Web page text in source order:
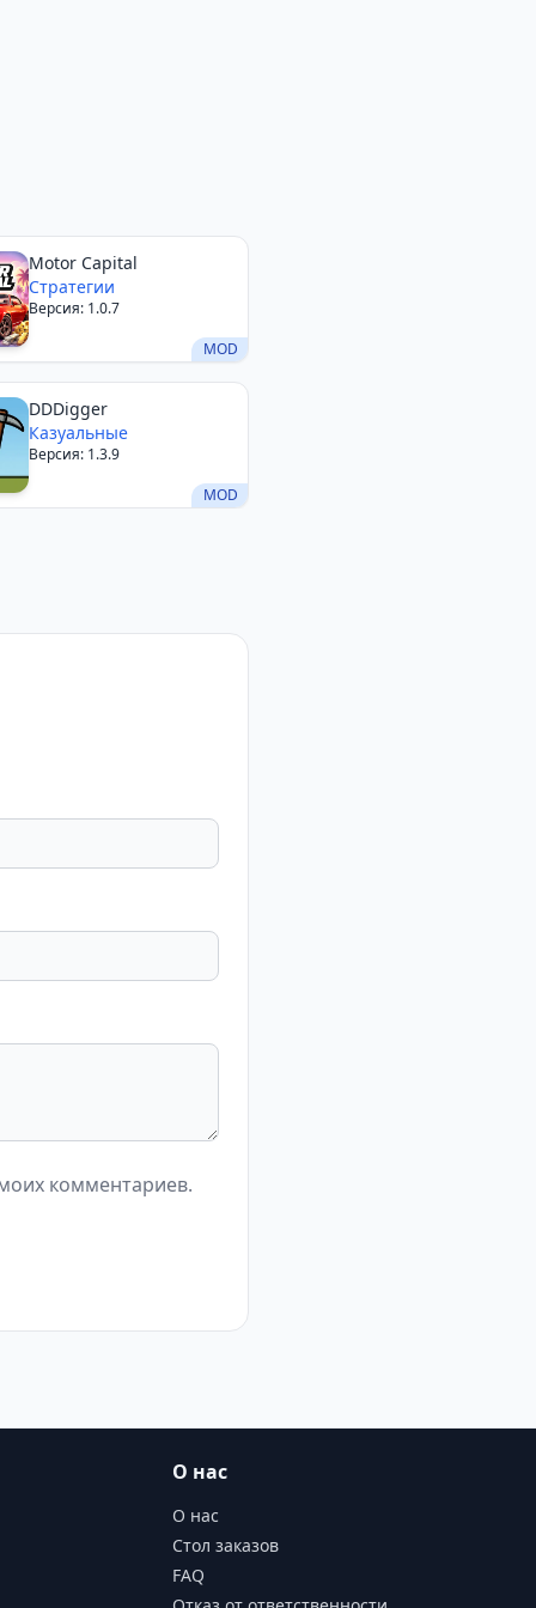
MOD
Motor Capital
Стратегии
Версия: 1.0.7
MOD
DDDigger
Казуальные
Версия: 1.3.9
комментариев.
О нас
О нас
Стол заказов
FAQ